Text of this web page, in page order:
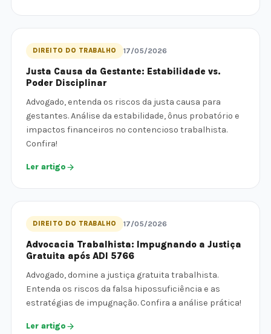
DIREITO DO TRABALHO 17/05/2026
Justa Causa da Gestante: Estabilidade vs.
Poder Disciplinar
Advogado, entenda os riscos da justa causa para
gestantes. Análise da estabilidade, ônus probatório e
impactos financeiros no contencioso trabalhista.
Confira!
Ler artigo
DIREITO DO TRABALHO 17/05/2026
Advocacia Trabalhista: Impugnando a Justiça
Gratuita após ADI 5766
Advogado, domine a justiça gratuita trabalhista.
Entenda os riscos da falsa hipossuficiência e as
estratégias de impugnação. Confira a análise prática!
Ler artigo